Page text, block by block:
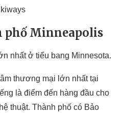
Minneapolis
nhất ở tiểu bang Minnesota.
thương mại lớn nhất tại
là điểm đến hàng đầu cho
thuật. Thành phố có Bảo